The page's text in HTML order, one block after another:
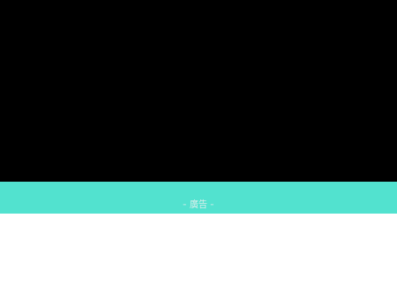
- 廣告 -